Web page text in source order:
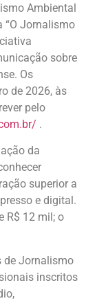
Ambiental
“O Jornalismo
sobre
Os
de 2026, às
pelo
.
da
superior a
e digital.
R$ 12 mil; o
de Jornalismo
inscritos